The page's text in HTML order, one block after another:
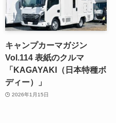
キャンプカーマガジン
Vol.114 表紙のクルマ
「KAGAYAKI（日本特種ボ
ディー）」
2026年1月15日